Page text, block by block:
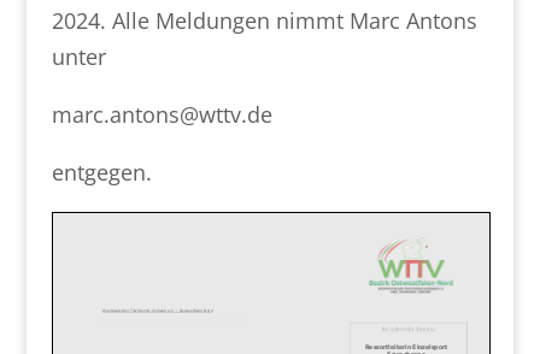
2024. Alle Meldungen nimmt Marc Antons
unter
marc.antons@wttv.de
entgegen.